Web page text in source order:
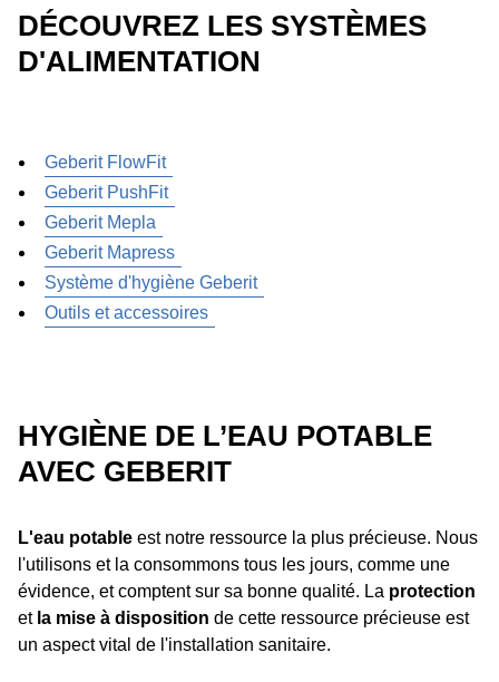
DÉCOUVREZ LES SYSTÈMES
D'ALIMENTATION
Geberit FlowFit
Geberit PushFit
Geberit Mepla
Geberit Mapress
Système d'hygiène Geberit
Outils et accessoires
HYGIÈNE DE L’EAU POTABLE
AVEC GEBERIT
L'eau potable est notre ressource la plus précieuse. Nous
l'utilisons et la consommons tous les jours, comme une
évidence, et comptent sur sa bonne qualité. La protection
et la mise à disposition de cette ressource précieuse est
un aspect vital de l'installation sanitaire.